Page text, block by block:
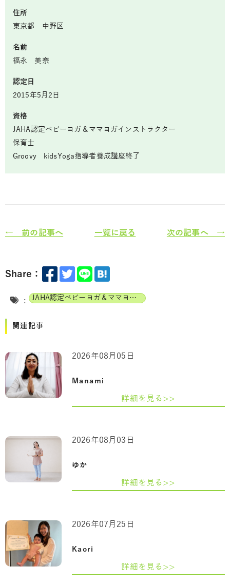
住所
東京都 中野区
名前
福永 美奈
認定日
2015年5月2日
資格
JAHA認定ベビーヨガ＆ママヨガインストラクター
保育士
Groovy kidsYoga指導者養成講座終了
← 前の記事へ 一覧に戻る 次の記事へ →
Share：
: JAHA認定ベビーヨガ＆ママヨガインストラクター
関連記事
Manami
2026年08月05日
詳細を見る>>
ゆか
2026年08月03日
詳細を見る>>
Kaori
2026年07月25日
詳細を見る>>